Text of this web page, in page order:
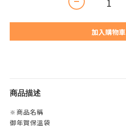
加入購物車
商品描述
🔆商品名稱
御年賀保溫袋